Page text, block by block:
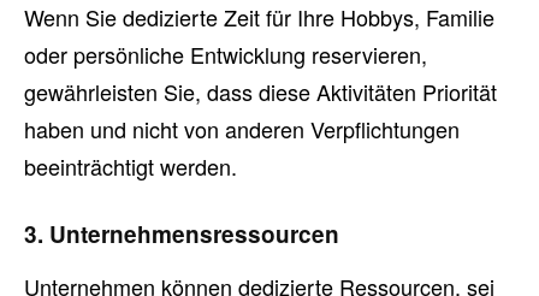
Wenn Sie dedizierte Zeit für Ihre Hobbys, Familie
oder persönliche Entwicklung reservieren,
gewährleisten Sie, dass diese Aktivitäten Priorität
haben und nicht von anderen Verpflichtungen
beeinträchtigt werden.
3. Unternehmensressourcen
Unternehmen können dedizierte Ressourcen, sei